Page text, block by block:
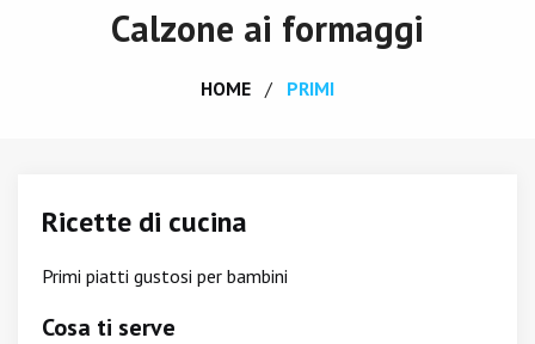
Calzone ai formaggi
HOME PRIMI
Ricette di cucina
Primi piatti gustosi per bambini
Cosa ti serve